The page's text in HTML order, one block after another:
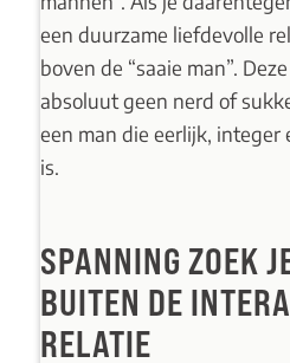
een duurzame liefdevolle
boven de “saaie man”.
absoluut geen nerd of
een man die eerlijk, integer
is.
SPANNING ZOEK
BUITEN DE
RELATIE